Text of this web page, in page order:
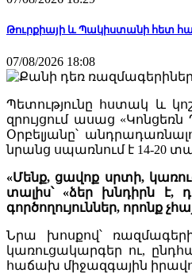
Թուրքիայի և Պակիստանի հետ
07/08/2026 18:08
Պետությունը հստակ և
զրույցում ասաց
Օրբելյանը՝
նրանց սպառնում է 14-20
«Մենք, ցավոք սրտի,
տալիս՝ «ձեր խնդիրն է,
գործողույուններ, որոնք
Նրա խոսքով՝
կառուցակարգեր ու,
հաճախ միջազգային